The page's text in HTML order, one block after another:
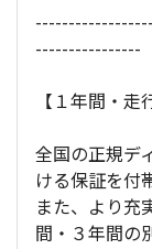
----------------
【１年間・走
全国の正規デ
ける保証を付
また、より充
間・３年間の